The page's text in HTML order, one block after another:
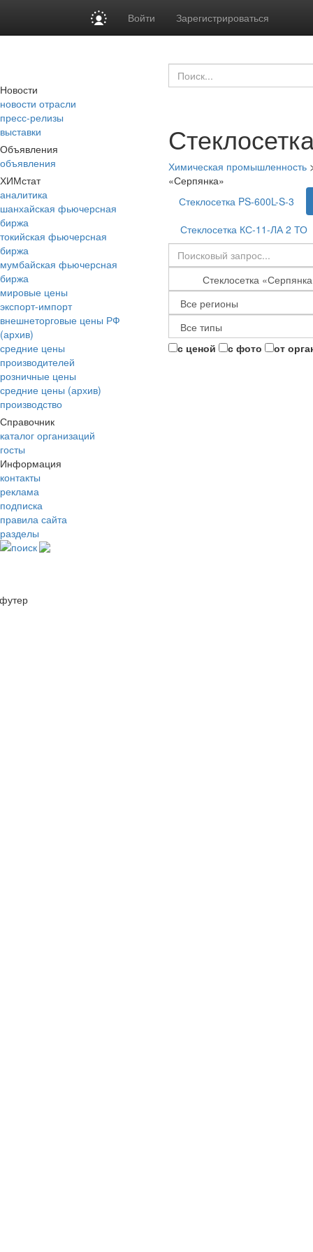
Войти Зарегистрироваться
Новости
новости отрасли
пресс-релизы
выставки
Объявления
объявления
ХИМстат
аналитика
шанхайская фьючерсная
биржа
токийская фьючерсная
биржа
мумбайская фьючерсная
биржа
мировые цены
экспорт-импорт
внешнеторговые цены РФ
(архив)
средние цены
производителей
розничные цены
средние цены (архив)
производство
Справочник
каталог организаций
госты
Информация
контакты
реклама
подписка
правила сайта
разделы
поиск
Химическая промышленность
«Серпянка»
Стеклосетка PS-600L-S-3
Стеклосетка КС-11-ЛА 2 ТО
с ценой с фото от
футер